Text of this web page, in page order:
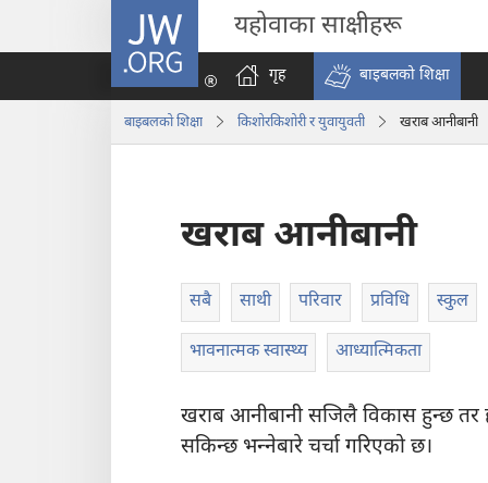
JW.ORG यहोवाका साक्षीहरू
गृह बाइबलको शिक्षा
बाइबलको शिक्षा किशोरकिशोरी र युवायुवती खराब आनीबानी
खराब आनीबानी
सबै साथी परिवार प्रविधि स्कुल
भावनात्मक स्वास्थ्य आध्यात्मिकता
खराब आनीबानी सजिलै विकास हुन्छ तर
सकिन्छ भन्‍नेबारे चर्चा गरिएको छ।